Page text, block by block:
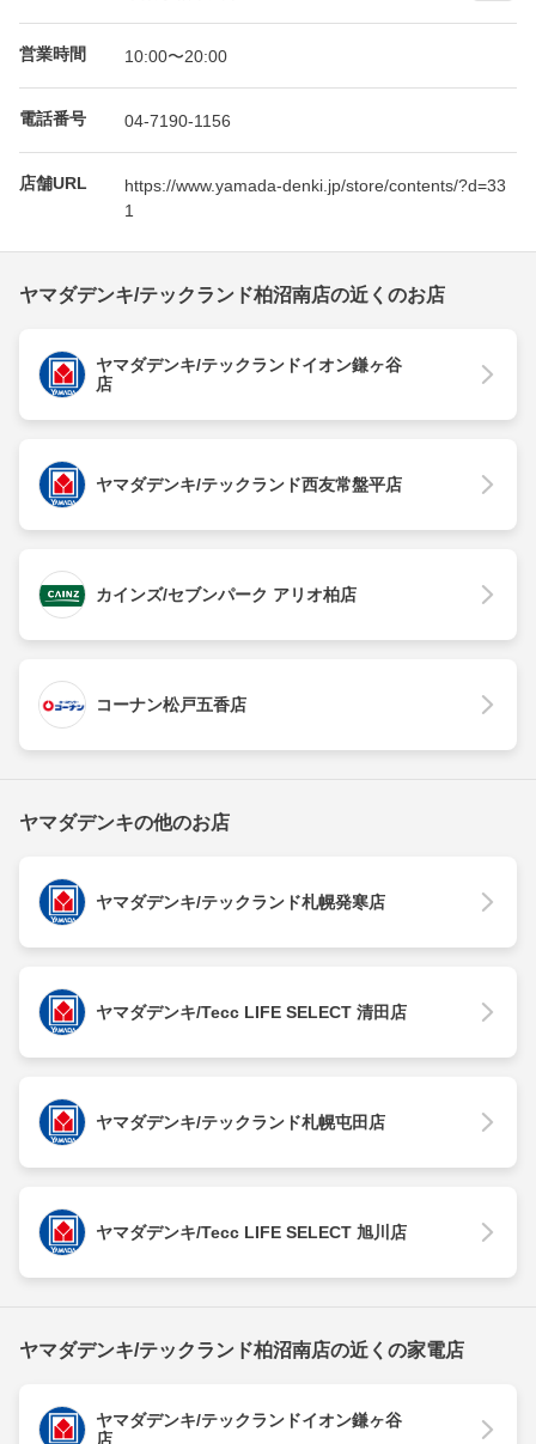
営業時間 10:00〜20:00
電話番号 04-7190-1156
店舗URL
https://www.yamada-denki.jp/store/contents/?d=33
1
ヤマダデンキ/テックランド柏沼南店の近くのお店
ヤマダデンキ/テックランドイオン鎌ヶ谷
店
ヤマダデンキ/テックランド西友常盤平店
カインズ/セブンパーク アリオ柏店
コーナン松戸五香店
ヤマダデンキの他のお店
ヤマダデンキ/テックランド札幌発寒店
ヤマダデンキ/Tecc LIFE SELECT 清田店
ヤマダデンキ/テックランド札幌屯田店
ヤマダデンキ/Tecc LIFE SELECT 旭川店
ヤマダデンキ/テックランド柏沼南店の近くの家電店
ヤマダデンキ/テックランドイオン鎌ヶ谷
店